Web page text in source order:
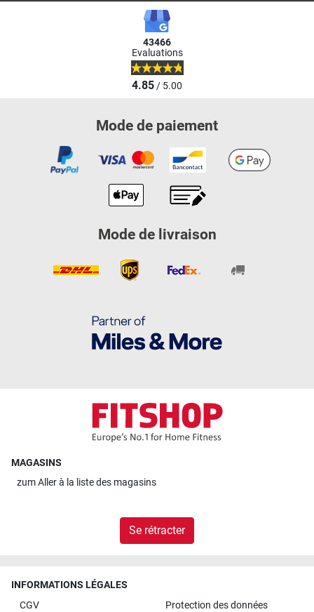
43466
Evaluations
4.85/ 5.00
Mode de paiement
Mode de livraison
MAGASINS
zumAller à la liste des magasins
Se rétracter
INFORMATIONS LÉGALES
CGV
Protection des données